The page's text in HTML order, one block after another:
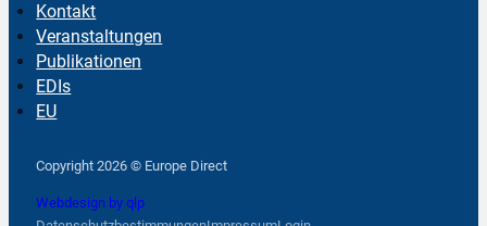
Kontakt
Veranstaltungen
Publikationen
EDIs
EU
Copyright 2026 © Europe Direct
Webdesign by qlp